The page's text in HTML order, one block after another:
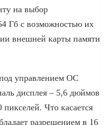
на выбор
Гб с возможностью их
внешней карты памяти
управлением ОС
дисплея – 5,6 дюймов
Что касается
разрешением в 16